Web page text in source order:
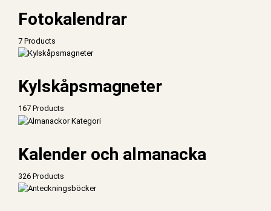
Fotokalendrar
7 Products
Kylskåpsmagneter
167 Products
Kalender och almanacka
326 Products